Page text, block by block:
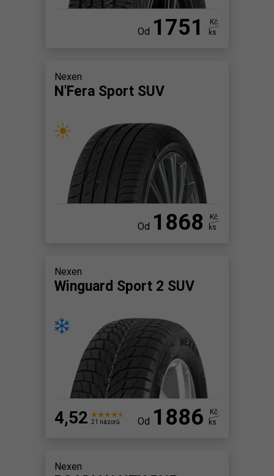
Od 1751
Kč
ks
Nexen
N'Fera Sport SUV
Od 1868
Kč
ks
Nexen
Winguard Sport 2 SUV
4,52 21 názorů Od 1886
Kč
ks
Nexen